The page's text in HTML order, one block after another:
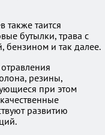
также таится
бутылки, трава с
бензином и так далее.
резины,
при этом
развитию